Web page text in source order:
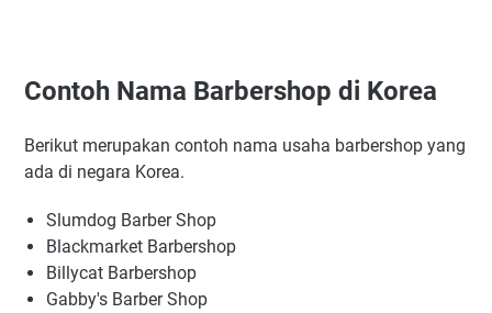
Contoh Nama Barbershop di Korea
Berikut merupakan contoh nama usaha barbershop yang
ada di negara Korea.
Slumdog Barber Shop
Blackmarket Barbershop
Billycat Barbershop
Gabby's Barber Shop